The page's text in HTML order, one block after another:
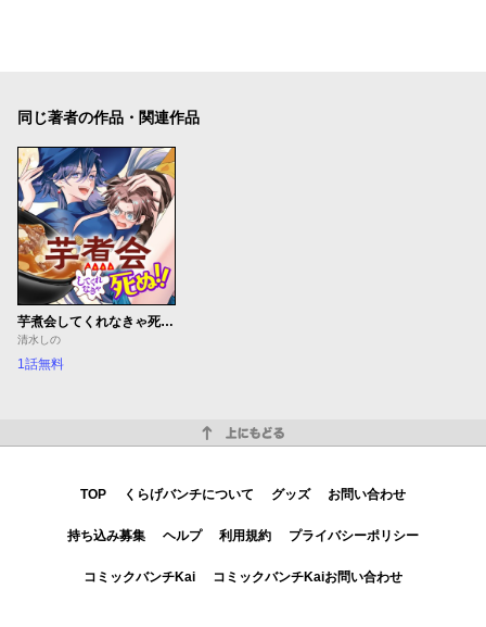
同じ著者の作品・関連作品
芋煮会してくれなきゃ死ぬ！！
清水しの
1話無料
TOP くらげバンチについて グッズ お問い合わせ
持ち込み募集 ヘルプ 利用規約 プライバシーポリシー
コミックバンチKai コミックバンチKaiお問い合わせ